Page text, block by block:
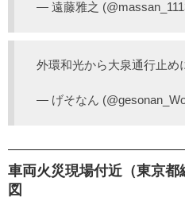
— 遠藤雅之
外環和光から大泉通行止め
— げそなん
車両火災現場付近（東京
図